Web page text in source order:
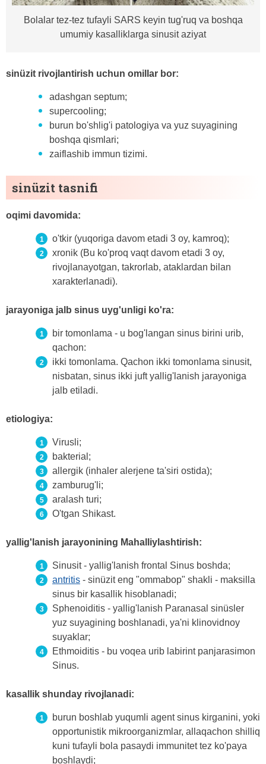
Bolalar tez-tez tufayli SARS keyin tug'ruq va boshqa
umumiy kasalliklarga sinusit aziyat
sinüzit rivojlantirish uchun omillar bor:
adashgan septum;
supercooling;
burun bo'shlig'i patologiya va yuz suyagining
boshqa qismlari;
zaiflashib immun tizimi.
sinüzit tasnifi
oqimi davomida:
o'tkir (yuqoriga davom etadi 3 oy, kamroq);
xronik (Bu ko'proq vaqt davom etadi 3 oy,
rivojlanayotgan, takrorlab, ataklardan bilan
xarakterlanadi).
jarayoniga jalb sinus uyg'unligi ko'ra:
bir tomonlama - u bog'langan sinus birini urib,
qachon:
ikki tomonlama. Qachon ikki tomonlama sinusit,
nisbatan, sinus ikki juft yallig'lanish jarayoniga
jalb etiladi.
etiologiya:
Virusli;
bakterial;
allergik (inhaler alerjene ta'siri ostida);
zamburug'li;
aralash turi;
O'tgan Shikast.
yallig'lanish jarayonining Mahalliylashtirish:
Sinusit - yallig'lanish frontal Sinus boshda;
antritis - sinüzit eng "ommabop" shakli - maksilla
sinus bir kasallik hisoblanadi;
Sphenoiditis - yallig'lanish Paranasal sinüsler
yuz suyagining boshlanadi, ya'ni klinovidnoy
suyaklar;
Ethmoiditis - bu voqea urib labirint panjarasimon
Sinus.
kasallik shunday rivojlanadi:
burun boshlab yuqumli agent sinus kirganini, yoki
opportunistik mikroorganizmlar, allaqachon shilliq
kuni tufayli bola pasaydi immunitet tez ko'paya
boshlaydi;